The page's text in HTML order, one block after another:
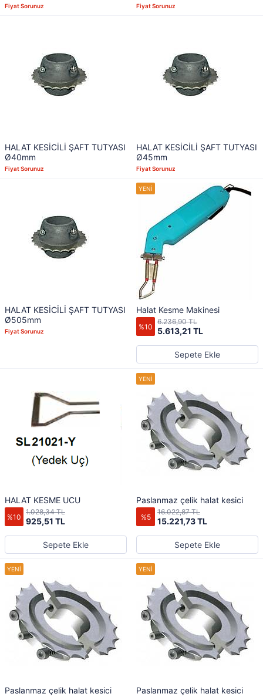
Fiyat Sorunuz Fiyat Sorunuz
HALAT KESİCİLİ ŞAFT TUTYASI
Ø40mm
Fiyat Sorunuz
HALAT KESİCİLİ ŞAFT TUTYASI
Ø45mm
Fiyat Sorunuz
HALAT KESİCİLİ ŞAFT TUTYASI
Ø505mm
Fiyat Sorunuz
Halat Kesme Makinesi
%10 5.613,21 TL
6.236,90 TL
Sepete Ekle
HALAT KESME UCU
%10 925,51 TL
1.028,34 TL
Sepete Ekle
Paslanmaz çelik halat kesici
%5 15.221,73 TL
16.022,87 TL
Sepete Ekle
Paslanmaz çelik halat kesici Paslanmaz çelik halat kesici